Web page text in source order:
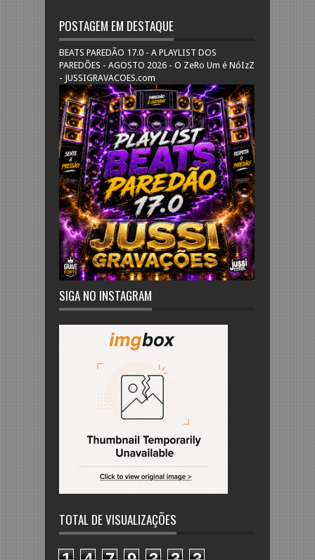
POSTAGEM EM DESTAQUE
BEATS PAREDÃO 17.0 - A PLAYLIST DOS
PAREDÕES - AGOSTO 2026 - O ZeRo Um é NóIzZ
- JUSSIGRAVACOES.com
SIGA NO INSTAGRAM
TOTAL DE VISUALIZAÇÕES